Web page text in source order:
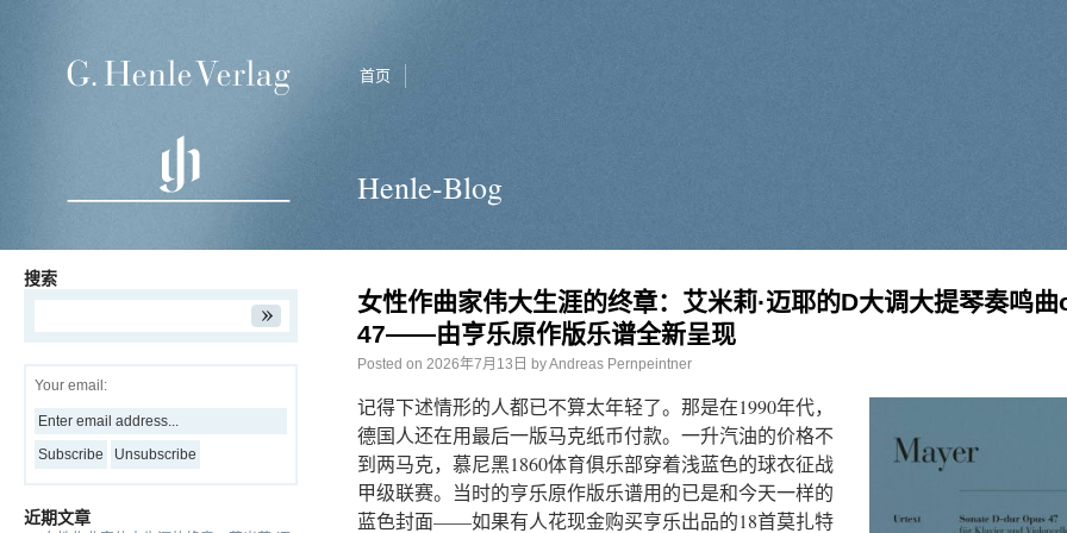
首页
Henle-Blog
女性作曲家伟大生涯的终章：艾米莉·迈耶的D大调大提琴奏鸣
47——由亨乐原作版乐谱全新呈现
Posted on 2026年7月13日 byAndreas Pernpeintner
记得下述情形的人都已不算太年轻了。那是在1990年代，
德国人还在用最后一版马克纸币付款。一升汽油的价格不
到两马克，慕尼黑1860体育俱乐部穿着浅蓝色的球衣征战
甲级联赛。当时的亨乐原作版乐谱用的已是和今天一样的
蓝色封面——如果有人花现金购买亨乐出品的18首莫扎特
搜索
Your email:
近期文章